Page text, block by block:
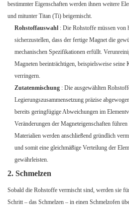
bestimmter Eigenschaften werden ihnen weitere
und mitunter Titan (Ti) beigemischt.
Rohstoffauswahl : Die Rohstoffe müssen von
sicherzustellen, dass der fertige Magnet die
mechanischen Spezifikationen erfüllt.
Magneten beeinträchtigen, beispielsweise
verringern.
Zutatenmischung : Die ausgewählten
Legierungszusammensetzung präzise
bereits geringfügige Abweichungen im
Veränderungen der Magneteigenschaften
Materialien werden anschließend gründlich
und somit eine gleichmäßige Verteilung der
gewährleisten.
2. Schmelzen
Sobald die Rohstoffe vermischt sind, werden sie
Schritt – das Schmelzen – in einen Schmelzofen